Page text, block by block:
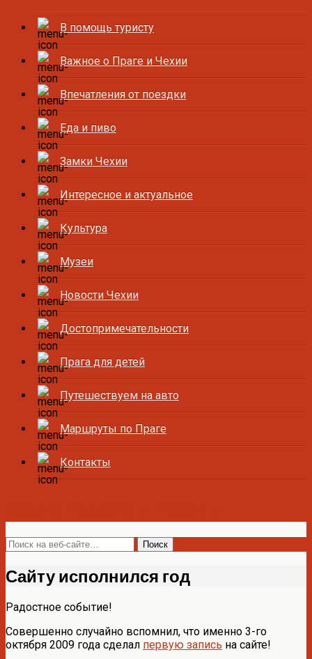
В помощь туристу
Важное о Праге и Чехии
Впечатления от поездки
Еда и пиво
Замки Чехии
Интересное и актуальное
Культура
Музеи
Новости Чехии
Достопримечательности
Прага для детей
Путешествуем на авто
Маршруты по Праге
Контакты
Сайту исполнился год
Радостное событие!
Совершенно случайно вспомнил, что именно 3-го
октября 2009 года сделал первую запись на сайте!